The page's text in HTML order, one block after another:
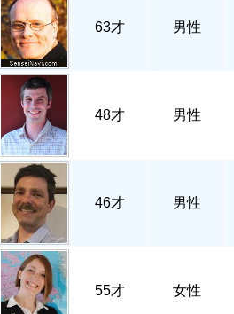
63才 男性
48才 男性
46才 男性
55才 女性